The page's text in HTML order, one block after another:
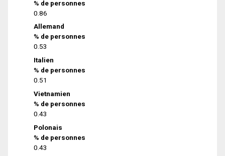
% de personnes
0.86
Allemand
% de personnes
0.53
Italien
% de personnes
0.51
Vietnamien
% de personnes
0.43
Polonais
% de personnes
0.43